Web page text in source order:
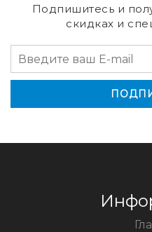
Подпишитесь и
скидках и